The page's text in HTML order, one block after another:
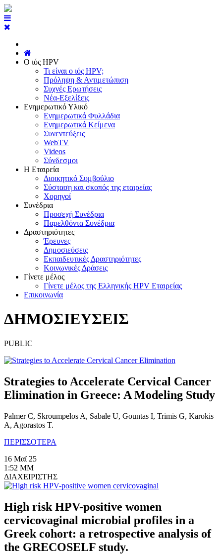
Ο ιός HPV
Τι είναι ο ιός HPV;
Πρόληψη & Αντιμετώπιση
Συχνές Ερωτήσεις
Νέα-Εξελίξεις
Ενημερωτικό Υλικό
Ενημερωτικά Φυλλάδια
Ενημερωτικά Κείμενα
Συνεντεύξεις
WebTV
Videos
Σύνδεσμοι
Η Εταιρεία
Διοικητικό Συμβούλιο
Σύσταση και σκοπός της εταιρείας
Χορηγοί
Συνέδρια
Προσεχή Συνέδρια
Παρελθόντα Συνέδρια
Δραστηριότητες
Έρευνες
Δημοσιεύσεις
Εκπαιδευτικές Δραστηριότητες
Κοινωνικές Δράσεις
Γίνετε μέλος
Γίνετε μέλος της Ελληνικής HPV Εταιρείας
Επικοινωνία
ΔΗΜΟΣΙΕΥΣΕΙΣ
PUBLIC
Strategies to Accelerate Cervical Cancer
Elimination in Greece: A Modeling Study
Palmer C, Skroumpelos A, Sabale U, Gountas I, Trimis G, Karokis
A, Agorastos T.
ΠΕΡΙΣΣΟΤΕΡΑ
16 Μαϊ 25
1:52 ΜΜ
ΔΙΑΧΕΙΡΙΣΤΗΣ
High risk HPV-positive women
cervicovaginal microbial profiles in a
Greek cohort: a retrospective analysis of
the GRECOSELF study.